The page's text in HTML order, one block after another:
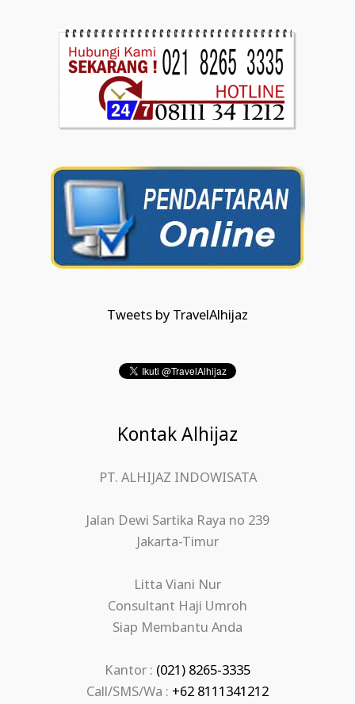
Tweets by TravelAlhijaz
Kontak Alhijaz
PT. ALHIJAZ INDOWISATA
Jalan Dewi Sartika Raya no 239
Jakarta-Timur
Litta Viani Nur
Consultant Haji Umroh
Siap Membantu Anda
Kantor : (021) 8265-3335
Call/SMS/Wa : +62 8111341212